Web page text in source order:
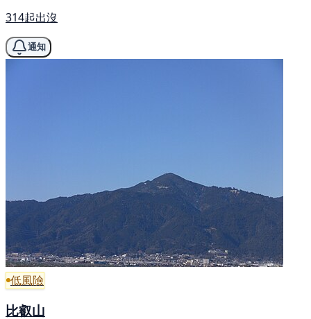
314起出沒
通知
低風險
比叡山